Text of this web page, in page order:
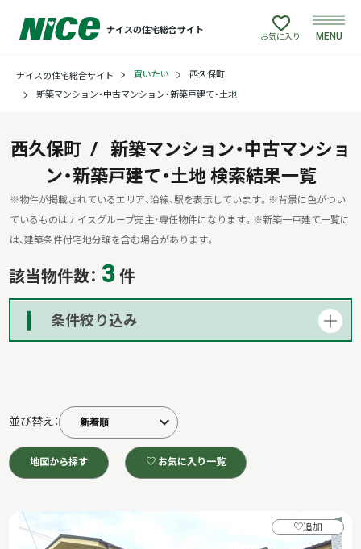
ナイスの住宅総合サイト
買いたい
建てたい
リフォームしたい
お気に入り MENU
ナイスの住宅総合サイト 買いたい
西久保町
新築マンション・中古マンション・新築戸建て・土地
西久保町
新築マンション・中古マンショ
ン・新築戸建て・土地検索結果一覧
※物件が掲載されているエリア、沿線、駅を表示しています。 ※背景に色がつい
ているものはナイスグループ売主・専任物件になります。 ※新築一戸建て一覧に
は、建築条件付宅地分譲を含む場合があります。
該当物件数： 3 件
条件絞り込み
並び替え：
地図から探す ♡ お気に入り一覧
♡追加